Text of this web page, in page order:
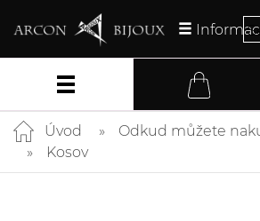
Úvod
Odkud můžete
Kosov